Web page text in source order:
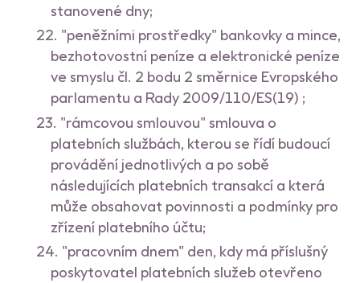
stanovené dny;
"peněžními prostředky" bankovky a mince,
bezhotovostní peníze a elektronické peníze
ve smyslu čl. 2 bodu 2 směrnice Evropského
parlamentu a Rady 2009/110/ES(19) ;
"rámcovou smlouvou" smlouva o
platebních službách, kterou se řídí budoucí
provádění jednotlivých a po sobě
následujících platebních transakcí a která
může obsahovat povinnosti a podmínky pro
zřízení platebního účtu;
"pracovním dnem" den, kdy má příslušný
poskytovatel platebních služeb otevřeno